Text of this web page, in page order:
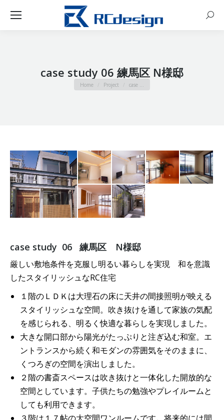
case study 06 練馬区 N様邸
You are here:
Home Project case …
case study 06 練馬区 N様邸
厳しい敷地条件を克服し明るい暮らしを実現 和を意識
したスタイリッシュなRC住宅
１階のＬＤＫは大理石の床に天井の間接照明が映える
スタイリッシュな空間。吹き抜けを通して家族の気配
を感じられる、明るく快適な暮らしを実現しました。
大きな開口部から陽光がたっぷりと注ぎ込む和室。エ
ントランスから続く和モダンの雰囲気をそのままに、
くつろぎの空間を演出しました。
２階の書斎スペースは吹き抜けと一体化した開放的な
空間としています。子供たちの勉強やプレイルームと
しても利用できます。